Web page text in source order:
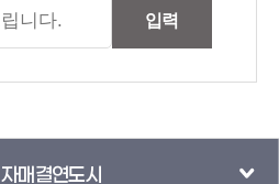
입력
자매결연도시